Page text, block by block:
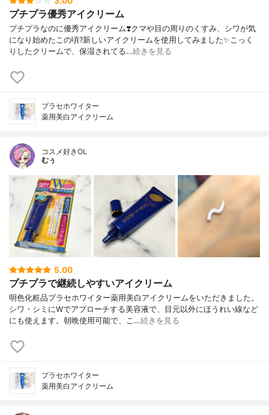
プチプラ優秀アイクリーム
プチプラなのに優秀アイクリーム❣️クマや目の周りのくすみ、シワが気
になり始めたこの頃?新しいアイクリームを使用してみました✨こっく
りしたクリームで、保湿されてる…続きを見る
プラセホワイター
薬用美白アイクリーム
コスメ好きOL
むぅ
5.00
プチプラで継続しやすいアイクリーム
明色化粧品プラセホワイター薬用美白アイクリームをいただきました。
シワ・シミにWでアプローチする美容液で、目元以外にほうれい線など
にも使えます。朝晩使用可能で、こ…続きを見る
プラセホワイター
薬用美白アイクリーム